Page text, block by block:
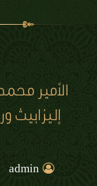
رؤية 2030
تعليقات الزوار
الأمير
إليزابيث
admin